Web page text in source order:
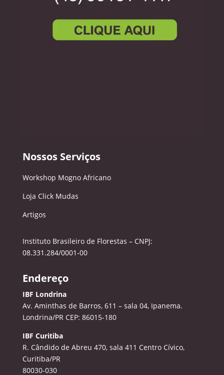
Nossos Serviços
Workshop Mogno Africano
Loja Click Mudas
Artigos
Instituto Brasileiro de Florestas – CNPJ:
08.331.284/0001-00
Endereço
IBF Londrina
Av. Aminthas de Barros, 611 – sala 04, Ipanema.
Londrina/PR CEP: 86015-180
IBF Curitiba
R. Cândido de Abreu 470, sala 411 Centro Cívico,
Curitiba/PR
80030-030